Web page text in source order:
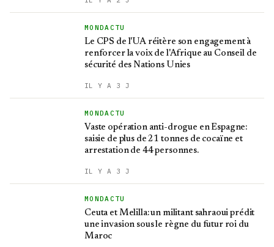
MONDACTU
Le CPS de l'UA réitère son engagement à
renforcer la voix de l'Afrique au Conseil de
sécurité des Nations Unies
IL Y A 3 J
MONDACTU
Vaste opération anti-drogue en Espagne:
saisie de plus de 21 tonnes de cocaïne et
arrestation de 44 personnes.
IL Y A 3 J
MONDACTU
Ceuta et Melilla: un militant sahraoui prédit
une invasion sous le règne du futur roi du
Maroc